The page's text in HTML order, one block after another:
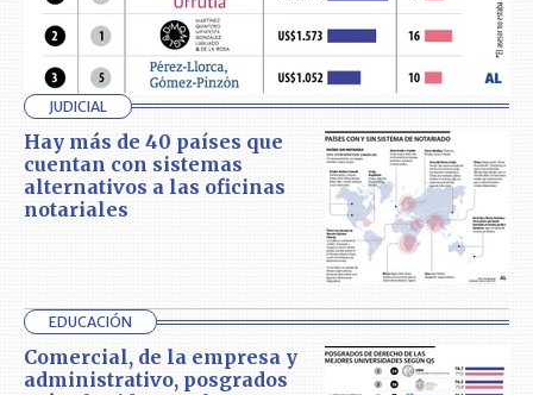
JUDICIAL
Hay más de 40 países que
cuentan con sistemas
alternativos a las oficinas
notariales
EDUCACIÓN
Comercial, de la empresa y
administrativo, posgrados